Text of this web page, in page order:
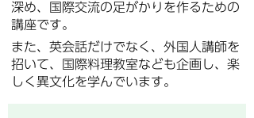
深め、国際交流の足がかりを作るための
講座です。
また、英会話だけでなく、外国人講師を
招いて、国際料理教室なども企画し、楽
しく異文化を学んでいます。